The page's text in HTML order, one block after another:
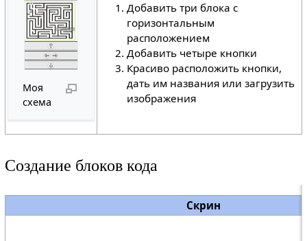
Моя
схема
Добавить три блока с
горизонтальным
расположением
Добавить четыре кнопки
Красиво расположить кнопки,
дать им названия или загрузить
изображения
Создание блоков кода
Скрин